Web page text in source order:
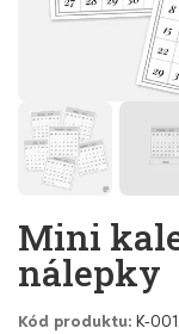
Mini
nálepky
Kód produktu K-001